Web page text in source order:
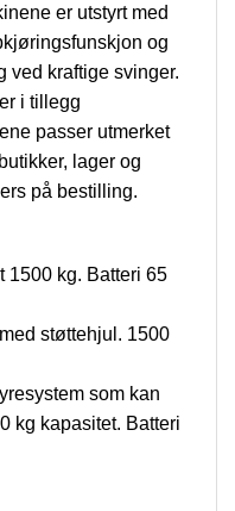
er utstyrt med
og
ved kraftige svinger.
i tillegg
passer utmerket
lager og
på bestilling.
1500 kg. Batteri 65
støttehjul. 1500
som kan
kg kapasitet. Batteri